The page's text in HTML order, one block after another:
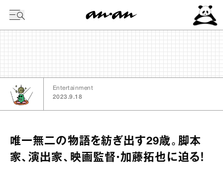
Entertainment
2023.9.18
唯一無二の物語を紡ぎ出す29歳。脚本
家、演出家、映画監督・加藤拓也に迫る！